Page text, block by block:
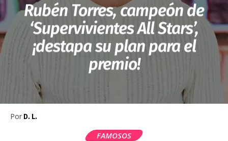
Rubén Torres, campeón de
‘Supervivientes All Stars’,
¡destapa su plan para el
premio!
Por D. L.
FAMOSOS